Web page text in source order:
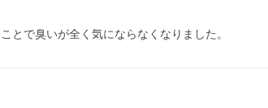
とで臭いが全く気にならなくなりました。